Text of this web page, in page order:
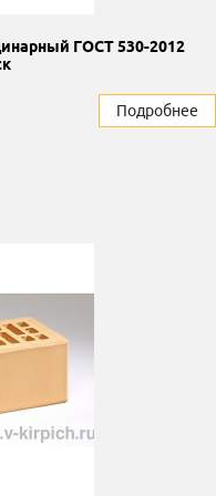
ГОСТ 530-2012
Подробнее